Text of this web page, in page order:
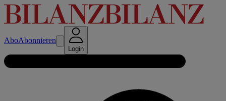
AboAbonnieren
Login